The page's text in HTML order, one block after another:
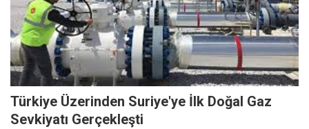
Türkiye Üzerinden Suriye'ye İlk Doğal Gaz
Sevkiyatı Gerçekleşti